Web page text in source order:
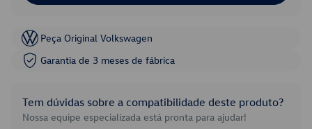
Peça Original Volkswagen
Garantia de 3 meses de fábrica
Tem dúvidas sobre a compatibilidade deste produto?
Nossa equipe especializada está pronta para ajudar!